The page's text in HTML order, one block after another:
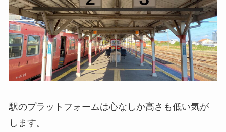
駅のプラットフォームは心なしか高さも低い気が
します。